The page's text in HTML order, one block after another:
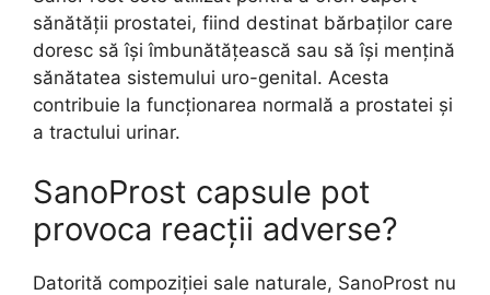
sănătății prostatei, fiind destinat bărbaților care
doresc să își îmbunătățească sau să își mențină
sănătatea sistemului uro-genital. Acesta
contribuie la funcționarea normală a prostatei și
a tractului urinar.
SanoProst capsule pot
provoca reacții adverse?
Datorită compoziției sale naturale, SanoProst nu